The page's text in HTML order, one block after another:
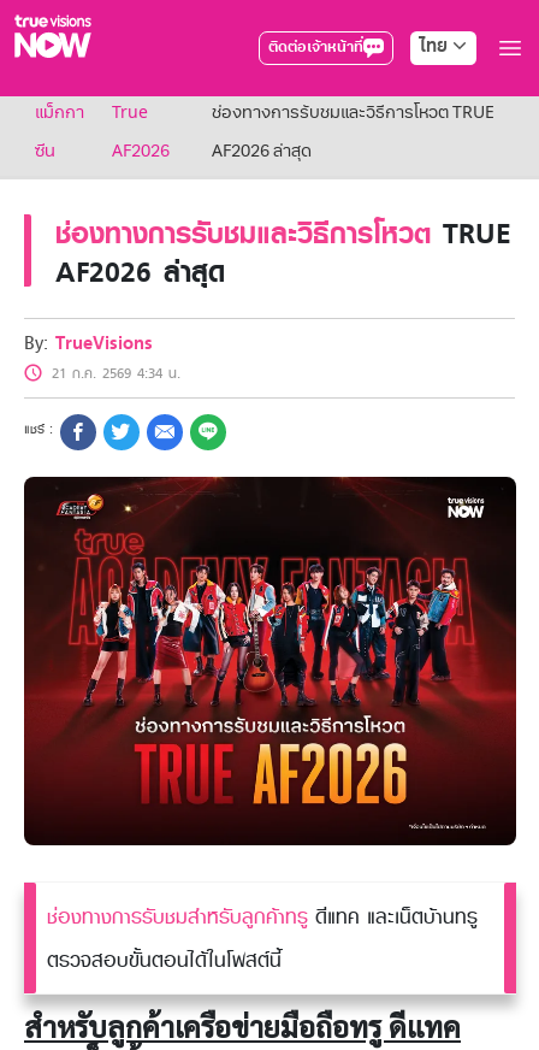
ติดต่อเจ้าหน้าที่ ไทย
True AF2026
แพ็กเกจ
NOW ENT
NOW SPORTS
NOW Muay Thai
All Package
Cable
สิทธิพิเศษ
สิทธิพิเศษลูกค้าทรูวิชั่นส์
Showtime
HoReCa
แพ็กเกจสำหรับผู้ประกอบการ
หาร้านร่วมรายการ
FAQs
แม็กกา
ซีน
True
AF2026
ช่องทางการรับชมและวิธีการโหวต TRUE
AF2026 ล่าสุด
ช่องทางการรับชมและวิธีการโหวต TRUE
AF2026 ล่าสุด
By: TrueVisions
21 ก.ค. 2569 4:34 น.
ช่องทางการรับชมสำหรับลูกค้าทรู ดีแทค และเน็ตบ้านทรู
ตรวจสอบขั้นตอนได้ในโพสต์นี้
สำหรับลูกค้าเครือข่ายมือถือทรู ดีแทค